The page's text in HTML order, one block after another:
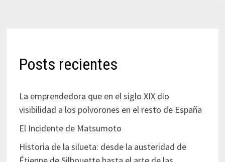
Posts recientes
La emprendedora que en el siglo XIX dio
visibilidad a los polvorones en el resto de España
El Incidente de Matsumoto
Historia de la silueta: desde la austeridad de